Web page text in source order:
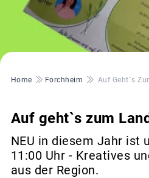
Pfadnavigation
Home Forchheim Auf Geht`s
Auf geht`s zum
NEU in diesem Jahr ist
11:00 Uhr - Kreatives
aus der Region.